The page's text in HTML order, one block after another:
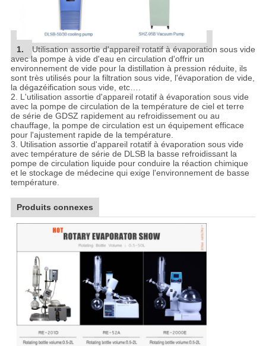
1.
Utilisation assortie d'appareil rotatif à évaporation sous vide
avec la pompe à vide d'eau en circulation d'offrir un
environnement de vide pour la distillation à pression réduite, ils
sont très utilisés pour la filtration sous vide, l'évaporation de vide,
la dégazéification sous vide, etc….
2. L'utilisation assortie d'appareil rotatif à évaporation sous vide
avec la pompe de circulation de la température de ciel et terre
de série de GDSZ rapidement au refroidissement ou au
chauffage, la pompe de circulation est un équipement efficace
pour l'ajustement rapide de la température.
3. Utilisation assortie d'appareil rotatif à évaporation sous vide
avec température de série de DLSB la basse refroidissant la
pompe de circulation liquide pour conduire la réaction chimique
et le stockage de médecine qui exige l'environnement de basse
température.
Produits connexes